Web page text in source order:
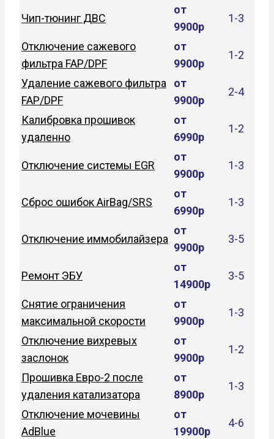
Чип-тюнинг ДВС
от
9900р
1-3
Отключение сажевого
фильтра FAP/DPF
от
9900р
1-2
Удаление сажевого фильтра
FAP/DPF
от
9900р
2-4
Калибровка прошивок
удаленно
от
6990р
1-2
Отключение системы EGR
от
9900р
1-3
Сброс ошибок AirBag/SRS
от
6990р
1-3
Отключение иммобилайзера
от
9900р
3-5
Ремонт ЭБУ
от
14900р
3-5
Снятие ограничения
максимальной скорости
от
9900р
1-3
Отключение вихревых
заслонок
от
9900р
1-2
Прошивка Евро-2 после
удаления катализатора
от
8900р
1-3
Отключение мочевины
AdBlue
от
19900р
4-6